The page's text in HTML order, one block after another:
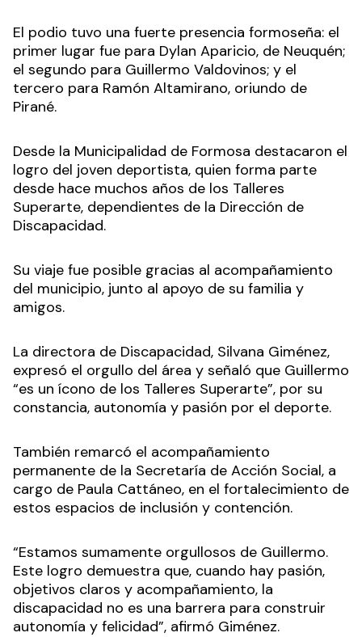
El podio tuvo una fuerte presencia formoseña: el
primer lugar fue para Dylan Aparicio, de Neuquén;
el segundo para Guillermo Valdovinos; y el
tercero para Ramón Altamirano, oriundo de
Pirané.
Desde la Municipalidad de Formosa destacaron el
logro del joven deportista, quien forma parte
desde hace muchos años de los Talleres
Superarte, dependientes de la Dirección de
Discapacidad.
Su viaje fue posible gracias al acompañamiento
del municipio, junto al apoyo de su familia y
amigos.
La directora de Discapacidad, Silvana Giménez,
expresó el orgullo del área y señaló que Guillermo
“es un ícono de los Talleres Superarte”, por su
constancia, autonomía y pasión por el deporte.
También remarcó el acompañamiento
permanente de la Secretaría de Acción Social, a
cargo de Paula Cattáneo, en el fortalecimiento de
estos espacios de inclusión y contención.
“Estamos sumamente orgullosos de Guillermo.
Este logro demuestra que, cuando hay pasión,
objetivos claros y acompañamiento, la
discapacidad no es una barrera para construir
autonomía y felicidad”, afirmó Giménez.